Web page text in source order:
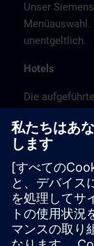
Unser
Menüauswahl.
unentgeltlich.
Hotels
Die
der günstigen
Es handelt
Hotels keine
Stornierung